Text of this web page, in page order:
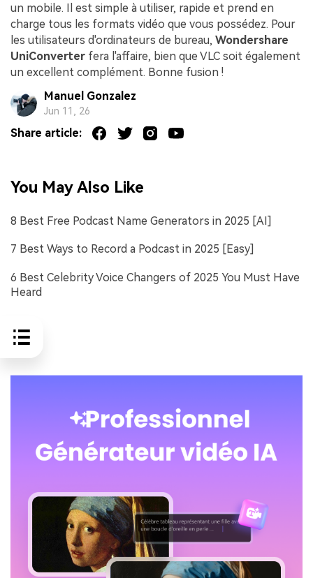
un mobile. Il est simple à utiliser, rapide et prend en
charge tous les formats vidéo que vous possédez. Pour
les utilisateurs d'ordinateurs de bureau, Wondershare
UniConverter fera l'affaire, bien que VLC soit également
un excellent complément. Bonne fusion !
Manuel Gonzalez
Jun 11, 26
Share article:
You May Also Like
8 Best Free Podcast Name Generators in 2025 [AI]
7 Best Ways to Record a Podcast in 2025 [Easy]
6 Best Celebrity Voice Changers of 2025 You Must Have
Heard